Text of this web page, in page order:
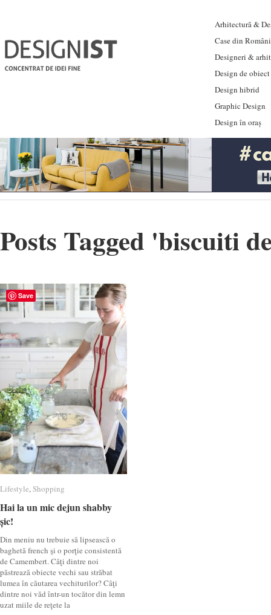
Arhitectură &
Case din
Designeri &
Design de obiect
Design hibrid
Graphic Design
Design în oraș
Posts Tagged 'biscuiti
Lifestyle,Shopping
Hai la un mic dejun shabby
șic!
Din meniu nu trebuie să lipsească o
baghetă french şi o porţie consistentă
de Camembert. Câţi dintre noi
păstrează obiecte vechi sau străbat
lumea în căutarea vechiturilor? Câţi
dintre noi văd într-un tocător din lemn
uzat miile de reţete la
Lifestyle Shopping
Hai la un mic dejun shabby
șic!
Save